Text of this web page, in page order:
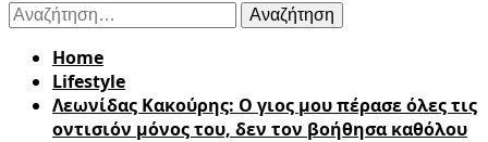
Αναζήτηση
για:
Home
Lifestyle
Λεωνίδας Κακούρης: Ο γιος μου πέρασε όλες τις
οντισιόν μόνος του, δεν τον βοήθησα καθόλου